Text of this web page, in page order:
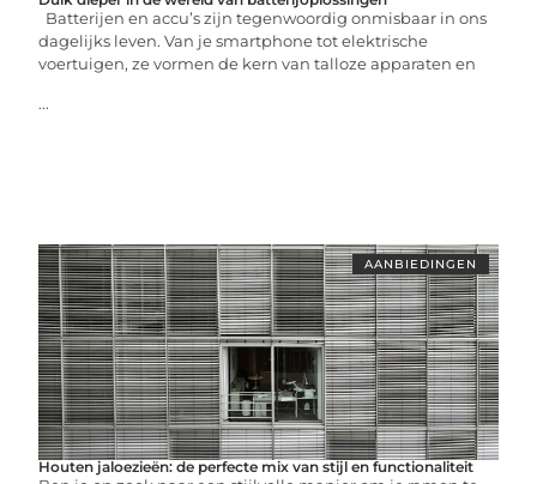
Batterijen en accu’s zijn tegenwoordig onmisbaar in ons
dagelijks leven. Van je smartphone tot elektrische
voertuigen, ze vormen de kern van talloze apparaten en
...
AANBIEDINGEN
Houten jaloezieën: de perfecte mix van stijl en functionaliteit